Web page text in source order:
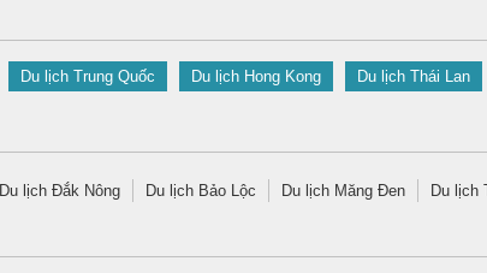
Du lịch Trung Quốc Du lịch Hong Kong Du lịch Thái Lan
Du lịch Đắk Nông Du lịch Bảo Lộc Du lịch Măng Đen Du lịch